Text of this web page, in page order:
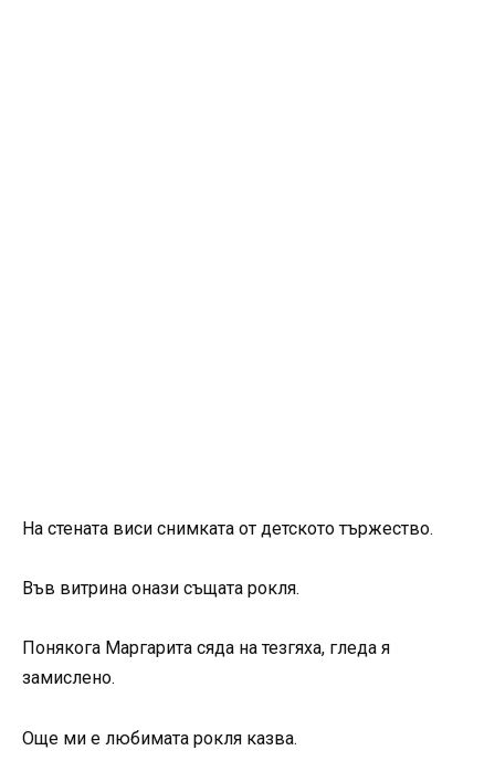
На стената виси снимката от детското тържество.
Във витрина онази същата рокля.
Понякога Маргарита сяда на тезгяха, гледа я
замислено.
Още ми е любимата рокля казва.